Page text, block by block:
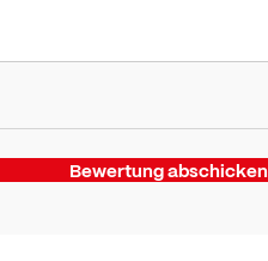
Bewertung abschicken